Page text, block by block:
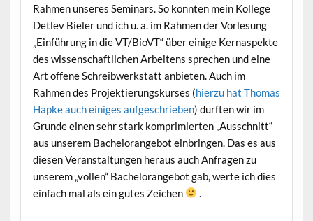
Rahmen unseres Seminars. So konnten mein Kollege
Detlev Bieler und ich u. a. im Rahmen der Vorlesung
„Einführung in die VT/BioVT“ über einige Kernaspekte
des wissenschaftlichen Arbeitens sprechen und eine
Art offene Schreibwerkstatt anbieten. Auch im
Rahmen des Projektierungskurses (hierzu hat Thomas
Hapke auch einiges aufgeschrieben) durften wir im
Grunde einen sehr stark komprimierten „Ausschnitt“
aus unserem Bachelorangebot einbringen. Das es aus
diesen Veranstaltungen heraus auch Anfragen zu
unserem „vollen“ Bachelorangebot gab, werte ich dies
einfach mal als ein gutes Zeichen
.